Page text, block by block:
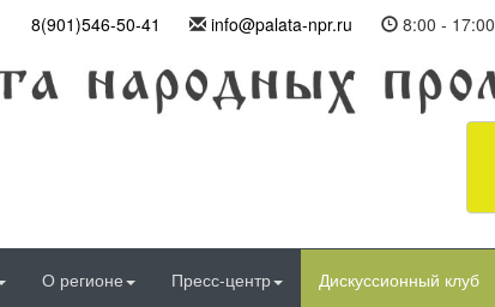
8(901)546-50-41 info@palata-npr.ru 8:00 - 17:00
О регионе Пресс-центр Дискуссионный клуб